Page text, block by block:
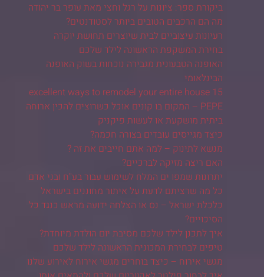
ביקורת ספר: ציונות על רגל וחצי מאת עופר בר יהודה
מה הם הרכבים הטובים ביותר לסטודנטים?
רעיונות עיצוביים לבית שיוצרים תחושת יוקרה
בחירת המשקפת הראשונה לילד שלכם
האופנה הטבעונית מגבירה נוכחות בשוק האופנה
הבינלאומי
15 excellent ways to remodel your entire house
PEPE – המקום בו קונים אוכל כשרוצים להכין ארוחה
ביתית מושקעת או לעשות פיקניק
כיצד מגייסים עובדים בצורה חכמה?
מנשא לתינוק – למה אתם חייבים את זה ?
האם ריצה מזיקה לברכיים?
יתרונות שמפו ים המלח לשימוש עבור בע"ח ובני אדם
כל מה שרציתם לדעת על איתור מחוננים בישראל
כלכלת ישראל – נס או הצלחה ידועה מראש כנגד כל
הסיכויים?
איך לתכנן לילד שלכם מסיבת יום הולדת מיוחדת?
טיפים לבחירת המכונית הראשונה לילד שלכם
מגשי אירוח – כיצד בוחרים מגשי אירוח לאירוע שלנו